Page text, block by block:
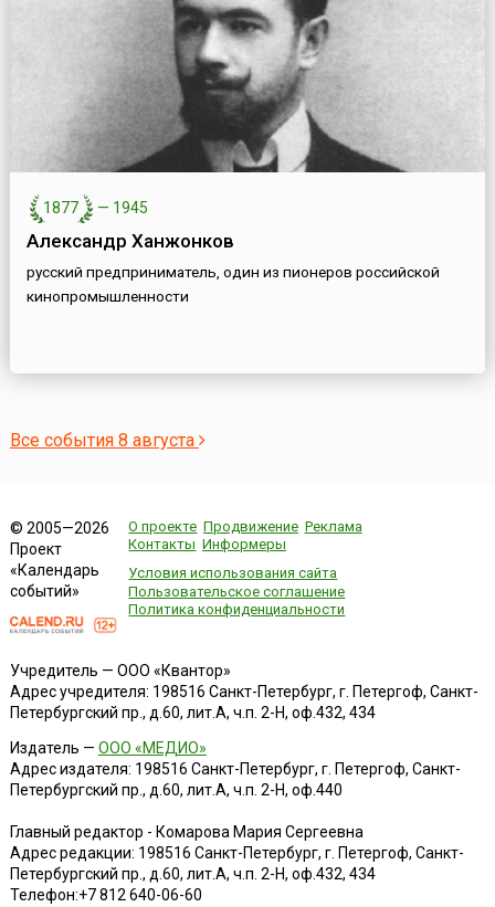
1877 — 1945
Александр Ханжонков
русский предприниматель, один из пионеров российской
кинопромышленности
Все события 8 августа
© 2005—2026
Проект
«Календарь
событий»
О проекте Продвижение Реклама
Контакты Информеры
Условия использования сайта
Пользовательское соглашение
Политика конфиденциальности
Учредитель — ООО «Квантор»
Адрес учредителя: 198516 Санкт-Петербург, г. Петергоф, Санкт-
Петербургский пр., д.60, лит.А, ч.п. 2-Н, оф.432, 434
Издатель — ООО «МЕДИО»
Адрес издателя: 198516 Санкт-Петербург, г. Петергоф, Санкт-
Петербургский пр., д.60, лит.А, ч.п. 2-Н, оф.440
Главный редактор - Комарова Мария Сергеевна
Адрес редакции: 198516 Санкт-Петербург, г. Петергоф, Санкт-
Петербургский пр., д.60, лит.А, ч.п. 2-Н, оф.432, 434
Телефон:+7 812 640-06-60